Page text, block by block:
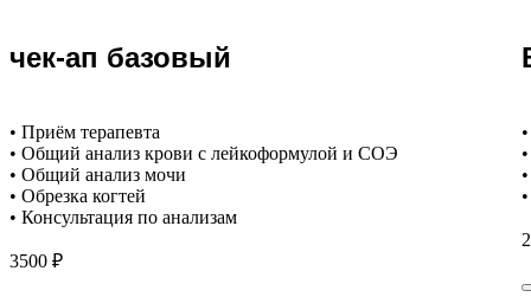
чек-ап базовый
• Приём терапевта
• Общий анализ крови с лейкоформулой и СОЭ
• Общий анализ мочи
• Обрезка когтей
• Консультация по анализам
3500 ₽